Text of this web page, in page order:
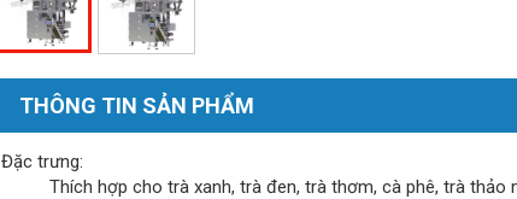
THÔNG TIN SẢN PHẨM
Đặc trưng:
Thích hợp cho trà xanh, trà đen, trà thơm, cà phê, trà thảo